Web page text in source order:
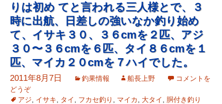
りは初め てと言われる三人様とで、３
時に出航、日差しの強いなか釣り始め
て、イサキ３０、３６cmを２匹、アジ
３０〜３６cmを６匹、タイ８６cmを１
匹、マイカ２０cmを７ハイでした。
2011年8月7日 釣果情報 船長上野
コメントを
どうぞ
アジ
イサキ タイ フカセ釣り マイカ 大タイ 胴付き釣り